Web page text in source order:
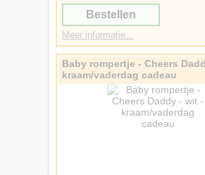
Bestellen
Meer informatie...
Baby rompertje - Cheers
kraam/vaderdag cadeau